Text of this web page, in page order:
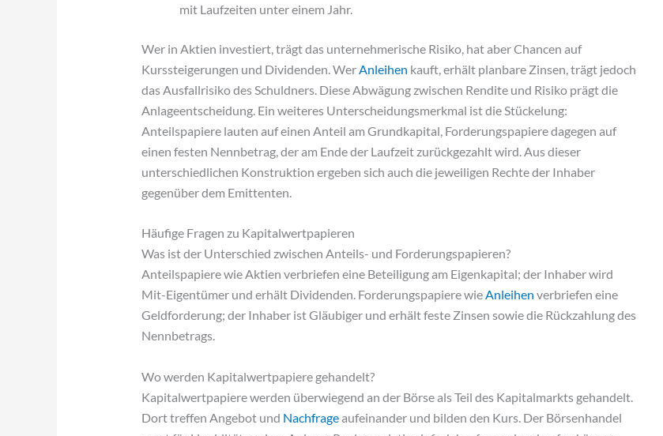
mit Laufzeiten unter einem Jahr.
Wer in Aktien investiert, trägt das unternehmerische Risiko, hat aber Chancen auf
Kurssteigerungen und Dividenden. Wer Anleihen kauft, erhält planbare Zinsen, trägt jedoch
das Ausfallrisiko des Schuldners. Diese Abwägung zwischen Rendite und Risiko prägt die
Anlageentscheidung. Ein weiteres Unterscheidungsmerkmal ist die Stückelung:
Anteilspapiere lauten auf einen Anteil am Grundkapital, Forderungspapiere dagegen auf
einen festen Nennbetrag, der am Ende der Laufzeit zurückgezahlt wird. Aus dieser
unterschiedlichen Konstruktion ergeben sich auch die jeweiligen Rechte der Inhaber
gegenüber dem Emittenten.
Häufige Fragen zu Kapitalwertpapieren
Was ist der Unterschied zwischen Anteils- und Forderungspapieren?
Anteilspapiere wie Aktien verbriefen eine Beteiligung am Eigenkapital; der Inhaber wird
Mit-Eigentümer und erhält Dividenden. Forderungspapiere wieAnleihen verbriefen eine
Geldforderung; der Inhaber ist Gläubiger und erhält feste Zinsen sowie die Rückzahlung des
Nennbetrags.
Wo werden Kapitalwertpapiere gehandelt?
Kapitalwertpapiere werden überwiegend an der Börse als Teil des Kapitalmarkts gehandelt.
Dort treffen Angebot und Nachfrageaufeinander und bilden den Kurs. Der Börsenhandel